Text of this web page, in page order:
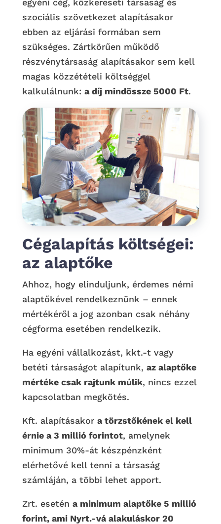
egyéni cég, közkereseti társaság és
szociális szövetkezet alapításakor
ebben az eljárási formában sem
szükséges. Zártkörűen működő
részvénytársaság alapításakor sem kell
magas közzétételi költséggel
kalkulálnunk: a díj mindössze 5000 Ft.
Cégalapítás költségei:
az alaptőke
Ahhoz, hogy elinduljunk, érdemes némi
alaptőkével rendelkeznünk – ennek
mértékéről a jog azonban csak néhány
cégforma esetében rendelkezik.
Ha egyéni vállalkozást, kkt.-t vagy
betéti társaságot alapítunk, az alaptőke
mértéke csak rajtunk múlik, nincs ezzel
kapcsolatban megkötés.
Kft. alapításakor a törzstőkének el kell
érnie a 3 millió forintot, amelynek
minimum 30%-át készpénzként
elérhetővé kell tenni a társaság
számláján, a többi lehet apport.
Zrt. esetén a minimum alaptőke 5 millió
forint, ami Nyrt.-vá alakuláskor 20